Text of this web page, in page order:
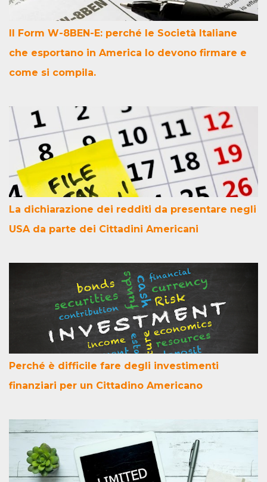
Il Form W-8BEN-E: perché le Società Italiane
che esportano in America lo devono firmare e
come si compila.
La dichiarazione dei redditi da presentare negli
USA da parte dei Cittadini Americani
Perché è difficile fare degli investimenti
finanziari per un Cittadino Americano